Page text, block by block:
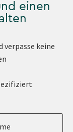
einen
verpasse keine